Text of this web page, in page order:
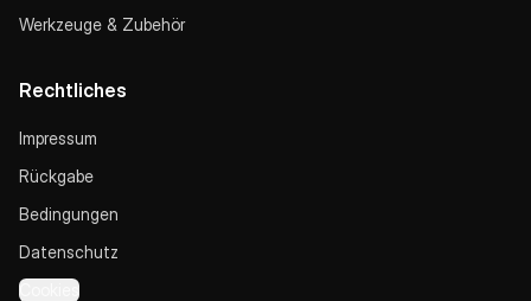
Werkzeuge & Zubehör
Rechtliches
Impressum
Rückgabe
Bedingungen
Datenschutz
Cookies